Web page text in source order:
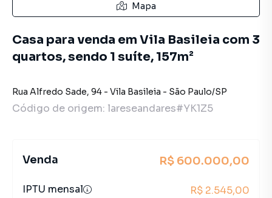
Mapa
Casa para venda em Vila Basileia com 3
quartos, sendo 1 suíte, 157m²
Rua Alfredo Sade, 94 - Vila Basileia - São Paulo/SP
Código de origem: lareseandares#YK1Z5
Venda R$ 600.000,00
IPTU mensal R$ 2.545,00